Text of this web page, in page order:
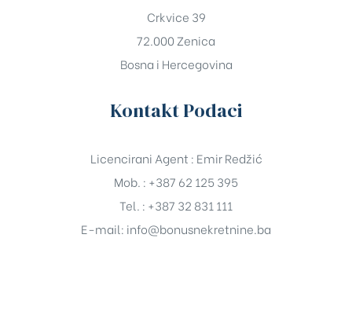
Crkvice 39
72.000 Zenica
Bosna i Hercegovina
Kontakt Podaci
Licencirani Agent : Emir Redžić
Mob. : +387 62 125 395
Tel. : +387 32 831 111
E-mail: info@bonusnekretnine.ba